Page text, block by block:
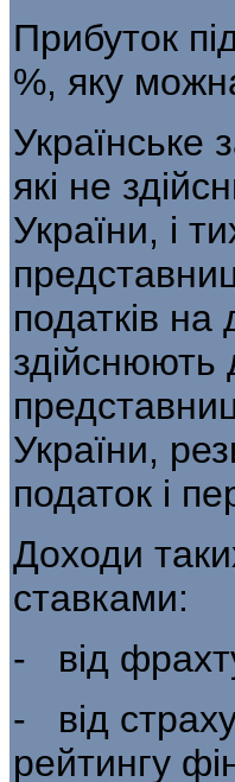
Прибуток
%, яку
Українське
які не
України, і
податків
здійснюють
України,
податок і
Доходи
ставками:
- від
- від
рейтин­гу